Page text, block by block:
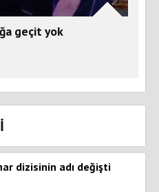
geçit yok
dizisinin adı değişti